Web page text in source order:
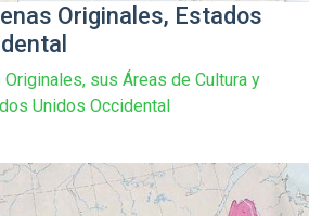
Originales, Estados
sus Áreas de Cultura y
Unidos Occidental